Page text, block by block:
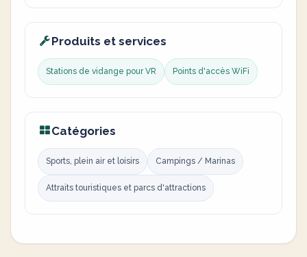
Produits et services
Stations de vidange pour VR Points d'accès WiFi
Catégories
Sports, plein air et loisirs Campings / Marinas
Attraits touristiques et parcs d'attractions